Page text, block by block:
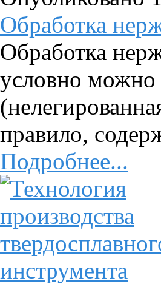
Обработка
Обработка
условно можно
правило,
Подробнее...